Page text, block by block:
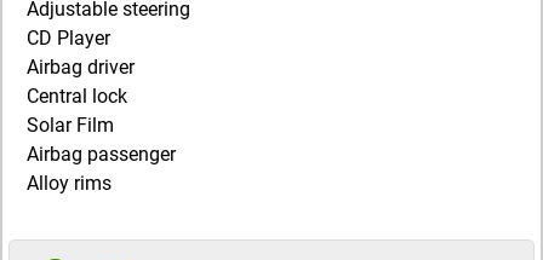
Adjustable steering
CD Player
Airbag driver
Central lock
Solar Film
Airbag passenger
Alloy rims